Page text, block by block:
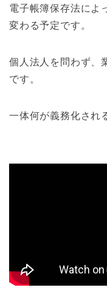
電子帳簿保存法によ
変わる予定です。
個人法人を問わず、
です。
一体何が義務化され